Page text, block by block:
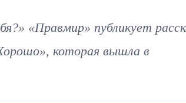
«Правмир» публикует
которая вышла в